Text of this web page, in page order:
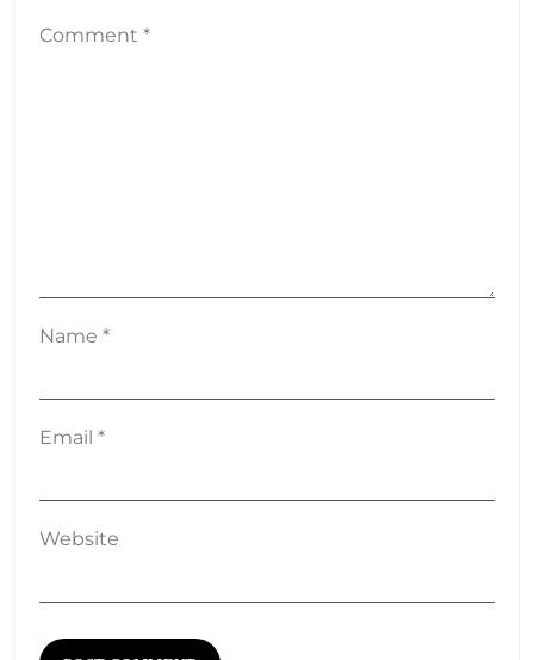
Comment *
Name *
Email *
Website